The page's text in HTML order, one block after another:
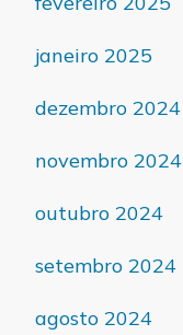
janeiro 2025
dezembro 2024
novembro 2024
outubro 2024
setembro 2024
agosto 2024